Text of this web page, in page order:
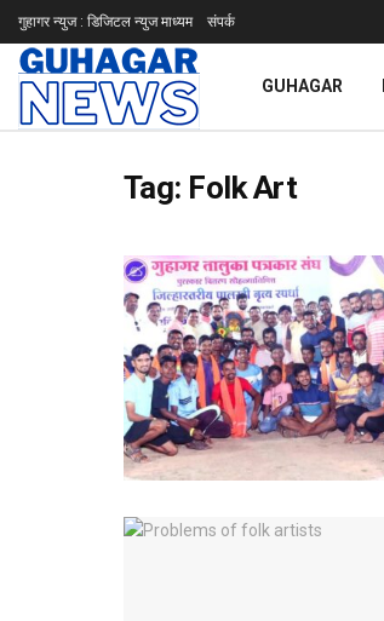
गुहागर न्युज : डिजिटल न्युज माध्यम संपर्क
GUHAGAR
Tag: Folk Art